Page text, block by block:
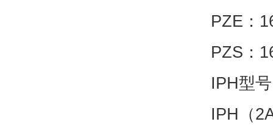
PZE：
PZS：
IPH型
IPH（